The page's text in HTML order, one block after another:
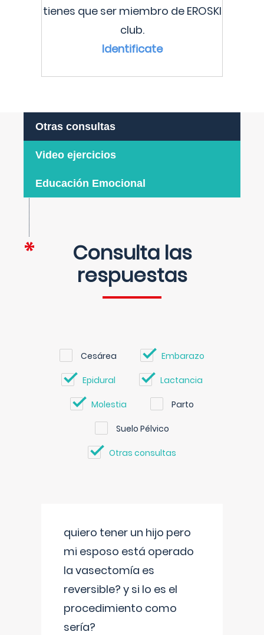
tienes que ser miembro de EROSKI
club.
Identificate
Otras consultas
Video ejercicios
Educación Emocional
Consulta las
respuestas
Cesárea Embarazo
Epidural Lactancia
Molestia Parto
Suelo Pélvico
Otras consultas
quiero tener un hijo pero
mi esposo está operado
la vasectomía es
reversible? y si lo es el
procedimiento como
sería?